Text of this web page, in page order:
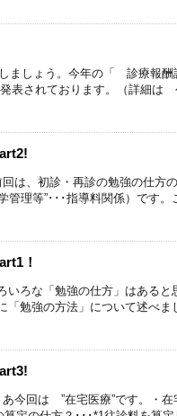
ましょう。今年の「 診療報酬
表されております。（詳細は
は、初診・再診の勉強の仕方
管理等”･･･指導料関係）です
！
ろな「勉強の仕方」はあると
勉強の方法」について述べま
あ今回は ”在宅医療”です。・在